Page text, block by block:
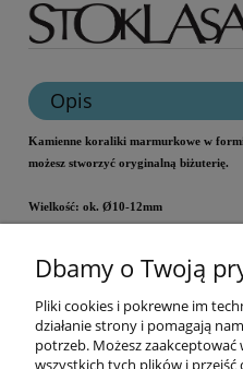
Opis
Kamienne koraliki marmurkowe w
możesz stworzyć oryginalną biżuterię.
Wielkość: ok. Ø10-12mm
Cena za sztukę.
Dbamy o Twoją
Pliki cookies i pokrewne im
działanie strony i pomagają
potrzeb. Możesz
wszystkich tych plików i